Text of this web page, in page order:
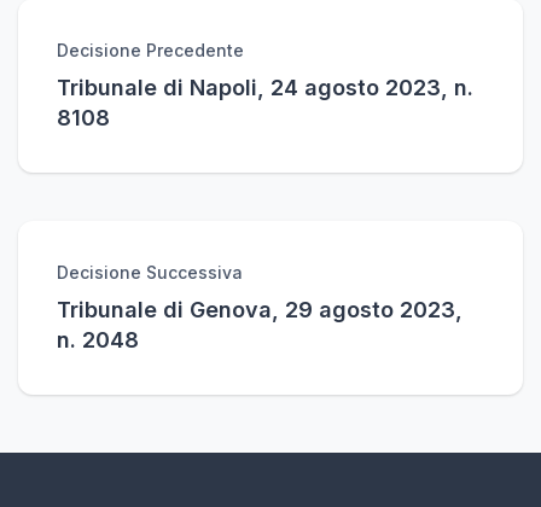
Decisione Precedente
Tribunale di Napoli, 24 agosto 2023, n.
8108
Decisione Successiva
Tribunale di Genova, 29 agosto 2023,
n. 2048